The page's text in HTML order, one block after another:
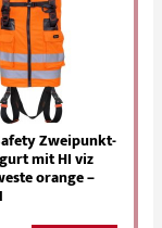
Zweipunkt-
mit HI viz
orange –